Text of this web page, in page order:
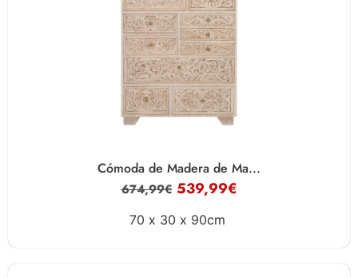
Cómoda de Madera de Ma...
674,99€ 539,99€
70 x 30 x 90cm